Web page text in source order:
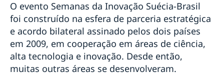
"Algo a Romper" no Cine Olympia, em Belém, no Pará
Exposição Fotográfica Pais Presentes
Santos Film Festival
Semana Nórdica de Marília
Orquestra e Coro Acadêmico de Malmö no Rio de
Janeiro
Bikes versus Carros em Benevides/Pará
O evento Semanas da Inovação Suécia-Brasil
foi construído na esfera de parceria estratégica
e acordo bilateral assinado pelos dois países
em 2009, em cooperação em áreas de ciência,
alta tecnologia e inovação. Desde então,
muitas outras áreas se desenvolveram.